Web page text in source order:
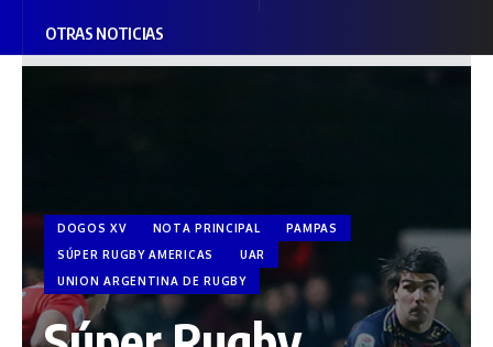
OTRAS NOTICIAS
DOGOS XV NOTA PRINCIPAL
PAMPAS
SÚPER RUGBY AMERICAS
UAR
UNION ARGENTINA DE RUGBY